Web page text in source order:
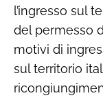
l’ingresso sul
del permesso
motivi di
sul territorio